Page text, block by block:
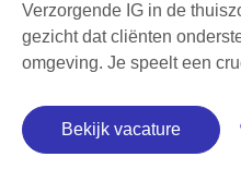
Verzorgende IG in de
gezicht dat cliënten
omgeving. Je speelt een
Bekijk vacature